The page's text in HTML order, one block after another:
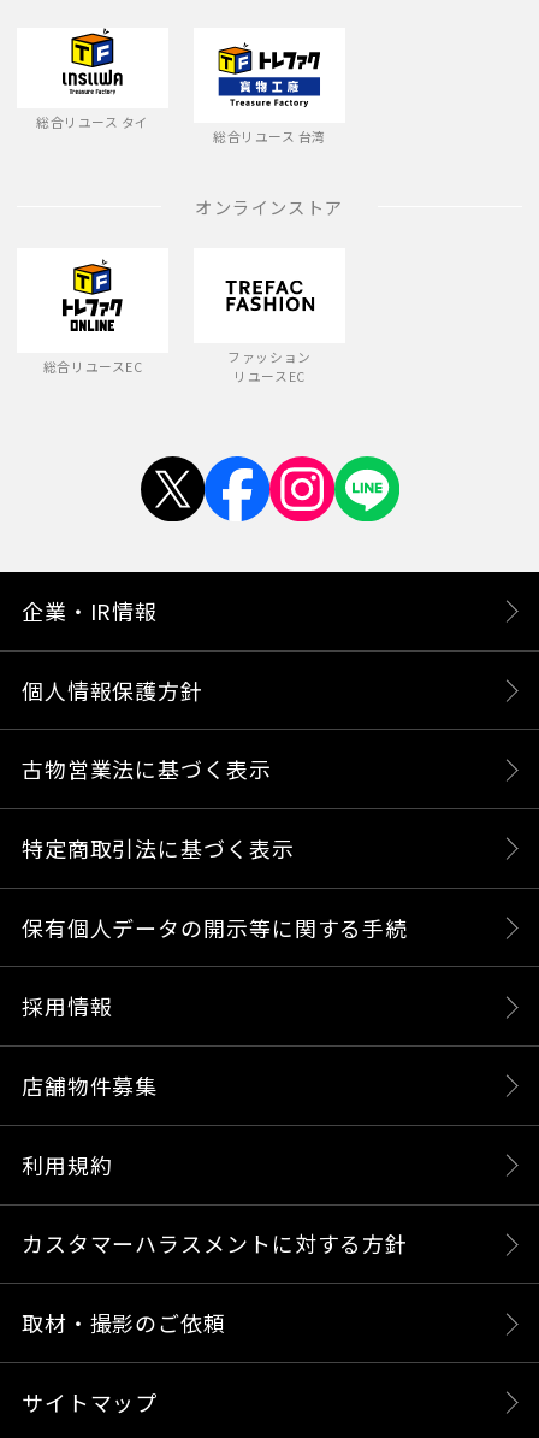
総合リユース タイ
総合リユース 台湾
オンラインストア
総合リユースEC
ファッション
リユースEC
企業・IR情報
個人情報保護方針
古物営業法に基づく表示
特定商取引法に基づく表示
保有個人データの開示等に関する手続
採用情報
店舗物件募集
利用規約
カスタマーハラスメントに対する方針
取材・撮影のご依頼
サイトマップ